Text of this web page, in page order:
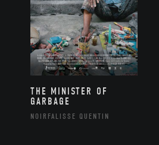
THE MINISTER OF
GARBAGE
NOIRFALISSE QUENTIN